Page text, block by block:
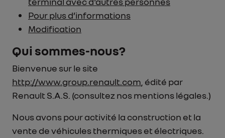
Pour plus d’informations
Modification
Qui sommes-nous?
Bienvenue sur le site
http://www.group.renault.com , édité par
Renault S.A.S. (consultez nos mentions légales.)
Nous avons pour activité la construction et la
vente de véhicules thermiques et électriques.